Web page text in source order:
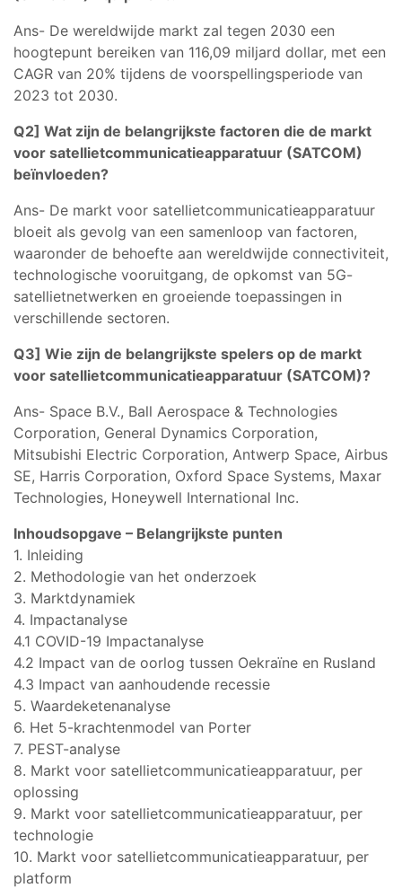
Ans- De wereldwijde markt zal tegen 2030 een
hoogtepunt bereiken van 116,09 miljard dollar, met een
CAGR van 20% tijdens de voorspellingsperiode van
2023 tot 2030.
Q2] Wat zijn de belangrijkste factoren die de markt
voor satellietcommunicatieapparatuur (SATCOM)
beïnvloeden?
Ans- De markt voor satellietcommunicatieapparatuur
bloeit als gevolg van een samenloop van factoren,
waaronder de behoefte aan wereldwijde connectiviteit,
technologische vooruitgang, de opkomst van 5G-
satellietnetwerken en groeiende toepassingen in
verschillende sectoren.
Q3] Wie zijn de belangrijkste spelers op de markt
voor satellietcommunicatieapparatuur (SATCOM)?
Ans- Space B.V., Ball Aerospace & Technologies
Corporation, General Dynamics Corporation,
Mitsubishi Electric Corporation, Antwerp Space, Airbus
SE, Harris Corporation, Oxford Space Systems, Maxar
Technologies, Honeywell International Inc.
Inhoudsopgave – Belangrijkste punten
1. Inleiding
2. Methodologie van het onderzoek
3. Marktdynamiek
4. Impactanalyse
4.1 COVID-19 Impactanalyse
4.2 Impact van de oorlog tussen Oekraïne en Rusland
4.3 Impact van aanhoudende recessie
5. Waardeketenanalyse
6. Het 5-krachtenmodel van Porter
7. PEST-analyse
8. Markt voor satellietcommunicatieapparatuur, per
oplossing
9. Markt voor satellietcommunicatieapparatuur, per
technologie
10. Markt voor satellietcommunicatieapparatuur, per
platform